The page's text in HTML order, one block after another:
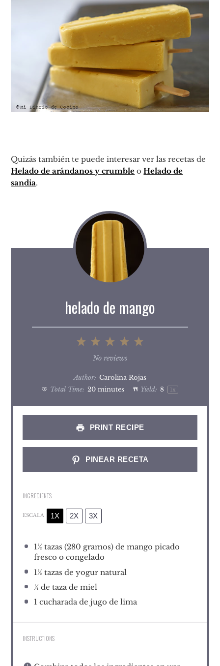
Quizás también te puede interesar ver las recetas de
Helado de arándanos y crumble oHelado de
sandia.
helado de mango
4
3
Stars
2
Stars
1
Star
No reviews
Author: Carolina Rojas
Total Time: 20 minutes Yield: 8 1 x
PRINT RECIPE
PINEAR RECETA
INGREDIENTS
ESCALA 1X 2X 3X
1½tazas (280 gramos) de mango picado
fresco o congelado
1½tazas de yogur natural
¼de taza de miel
1 cucharada de jugo de lima
INSTRUCTIONS